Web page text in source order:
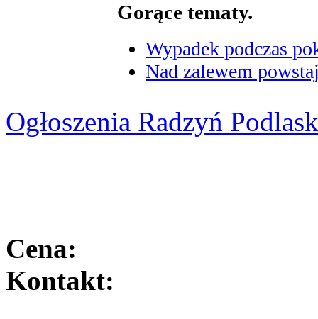
Gorące tematy.
Wypadek podczas
Nad zalewem
Ogłoszenia Radzyń
Cena:
Kontakt: